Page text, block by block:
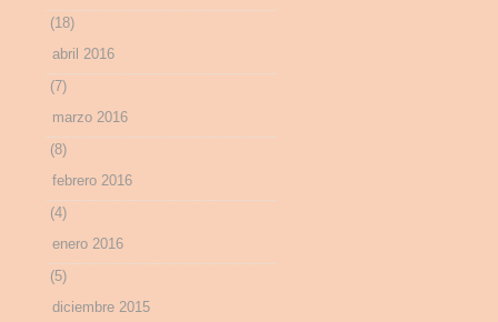
(18)
abril 2016
(7)
marzo 2016
(8)
febrero 2016
(4)
enero 2016
(5)
diciembre 2015